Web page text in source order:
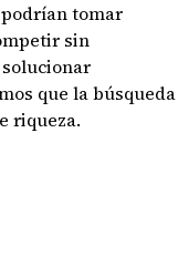
tomar
sin
que la búsqueda
riqueza.